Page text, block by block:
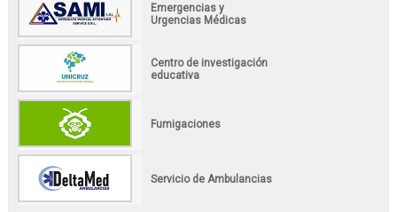
Emergencias y
Urgencias Médicas
Centro de investigación
educativa
Fumigaciones
Servicio de Ambulancias